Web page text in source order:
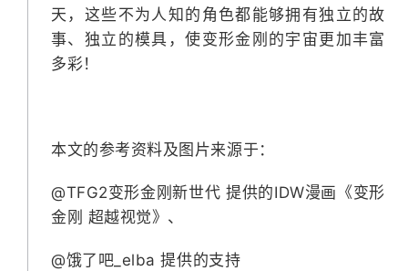
天，这些不为人知的角色都能够拥有独立的故
事、独立的模具，使变形金刚的宇宙更加丰富
多彩！
本文的参考资料及图片来源于：
@TFG2变形金刚新世代 提供的IDW漫画《变形
金刚 超越视觉》、
@饿了吧_elba 提供的支持